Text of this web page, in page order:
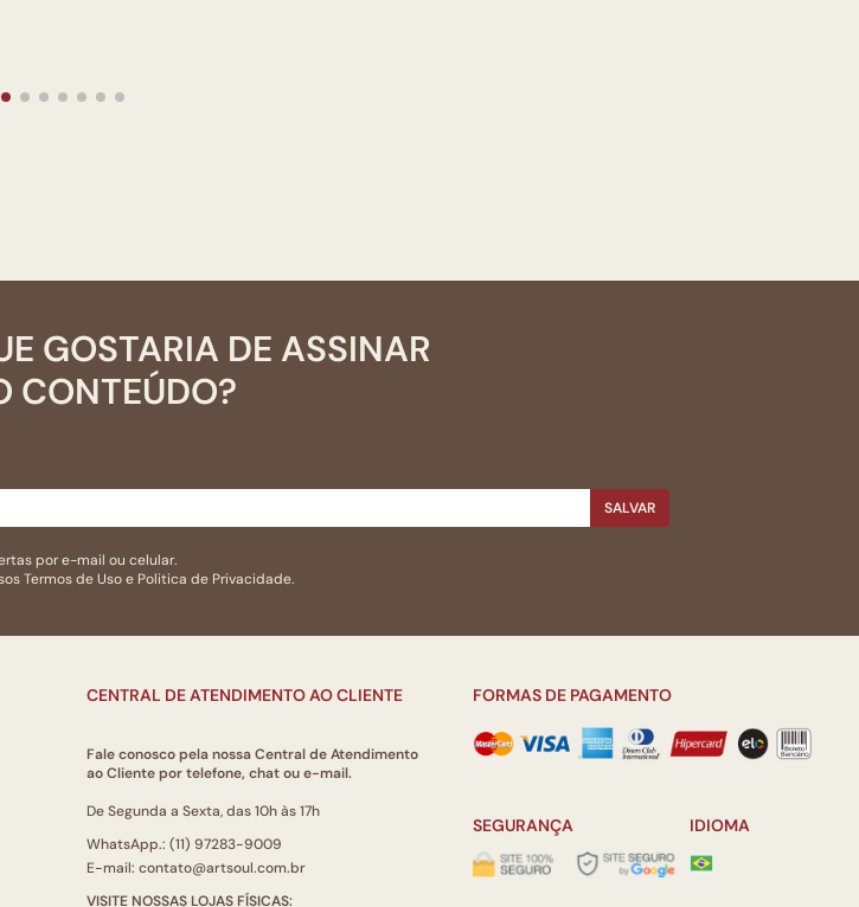
GOSTARIA DE ASSINAR
CONTEÚDO?
SALVAR
por e-mail ou celular.
Termos de Usoe Politica de Privacidade.
CENTRAL DE ATENDIMENTO AO CLIENTE
Fale conosco pela nossa Central de Atendimento
ao Cliente por telefone, chat ou e-mail.
De Segunda a Sexta, das 10h às 17h
WhatsApp.: (11) 97283-9009
E-mail: contato@artsoul.com.br
VISITE NOSSAS LOJAS FÍSICAS:
FORMAS DE PAGAMENTO
SEGURANÇA IDIOMA